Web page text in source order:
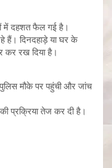
में दहशत फैल गई है।
हैं। दिनदहाड़े या घर के
कर रख दिया है।
पुलिस मौके पर पहुंची और जांच
प्रक्रिया तेज कर दी है।